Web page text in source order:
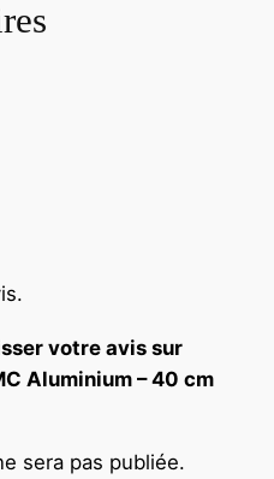
votre avis sur
Aluminium – 40 cm
sera pas publiée.